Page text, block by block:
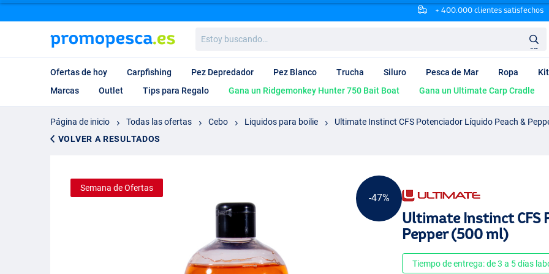
+ 400.000 clientes satisfechos
buscando…
en
Ofertas de hoy Carpfishing Pez Depredador Pez Blanco Trucha Siluro Pesca de Mar Ropa
Marcas
Outlet Tips para Regalo Gana un Ridgemonkey Hunter 750 Bait Boat Gana un Ultimate Carp Cradle
Página de inicio Todas las ofertas Cebo Liquidos para boilie
Ultimate Instinct CFS Potenciador Líquido Peach &
VOLVER A RESULTADOS
-47%
Semana de Ofertas
Ultimate Instinct CFS
Pepper (500 ml)
Tiempo de entrega: de 3 a 5 días